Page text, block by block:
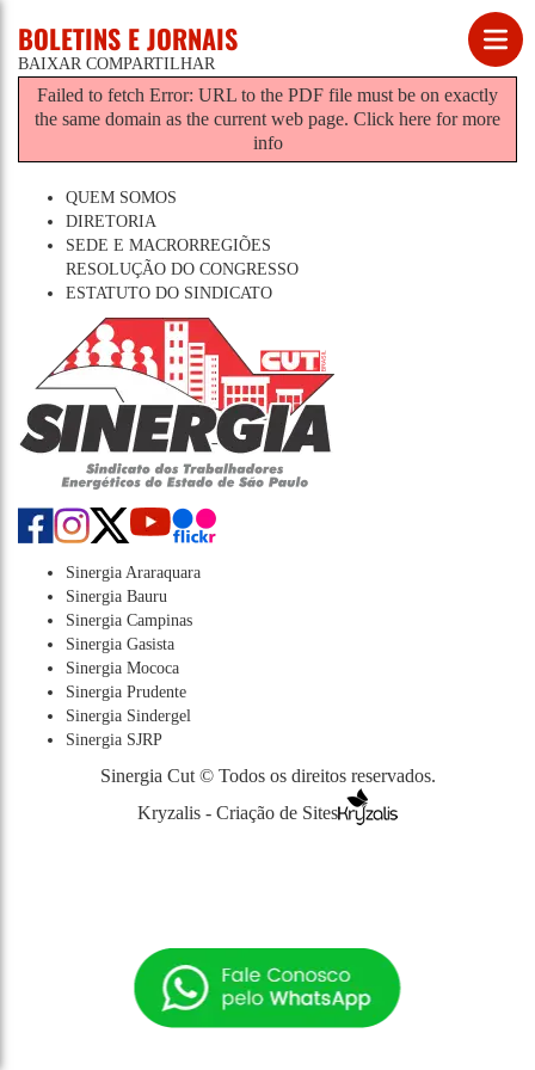
BOLETINS E JORNAIS
BAIXAR COMPARTILHAR
Failed to fetch Error: URL to the PDF file must be on exactly
the same domain as the current web page. Click here for more
info
QUEM SOMOS
DIRETORIA
SEDE E MACRORREGIÕES
RESOLUÇÃO DO CONGRESSO
ESTATUTO DO SINDICATO
Sinergia Araraquara
Sinergia Bauru
Sinergia Campinas
Sinergia Gasista
Sinergia Mococa
Sinergia Prudente
Sinergia Sindergel
Sinergia SJRP
Sinergia Cut © Todos os direitos reservados.
Kryzalis - Criação de Sites